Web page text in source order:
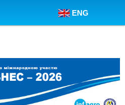
ENG